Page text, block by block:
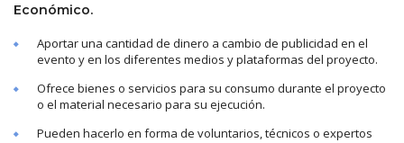
Económico.
Aportar una cantidad de dinero a cambio de publicidad en el
evento y en los diferentes medios y plataformas del proyecto.
Ofrece bienes o servicios para su consumo durante el proyecto
o el material necesario para su ejecución.
Pueden hacerlo en forma de voluntarios, técnicos o expertos